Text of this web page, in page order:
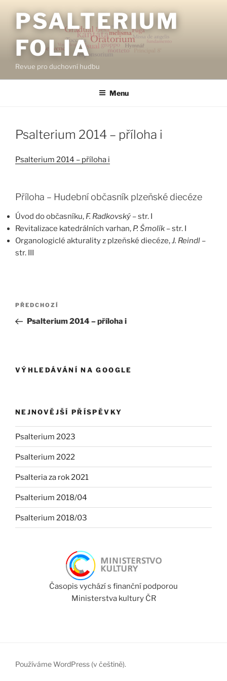
obsahu
webu
PSALTERIUM
FOLIA
Revue pro duchovní hudbu
Menu
Psalterium 2014 – příloha i
Psalterium 2014 – příloha i
Příloha – Hudební občasník plzeňské diecéze
Úvod do občasníku, F. Radkovský – str. I
Revitalizace katedrálních varhan, P. Šmolík – str. I
Organologiclé akturality z plzeňské diecéze,J. Reindl –
str. III
Navigace
příspěvek
Předchozí
příspěvek
PŘEDCHOZÍ
Psalterium 2014 – příloha i
VÝHLEDÁVÁNÍ NA GOOGLE
NEJNOVĚJŠÍ PŘÍSPĚVKY
Psalterium 2023
Psalterium 2022
Psalteria za rok 2021
Psalterium 2018/04
Psalterium 2018/03
Časopis vychází s finanční podporou
Ministerstva kultury ČR
Používáme WordPress (v češtině).